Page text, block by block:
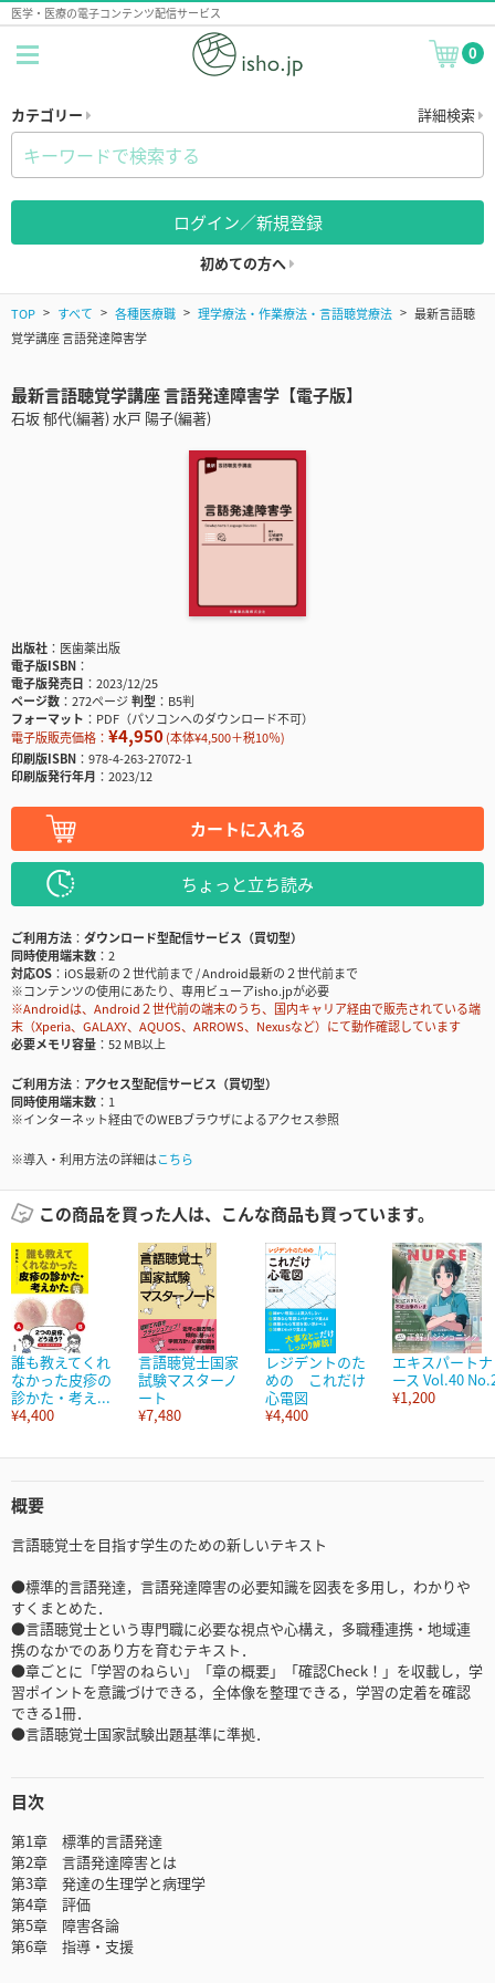
医学・医療の電子コンテンツ配信サービス
0
カテゴリー 詳細検索
ログイン／新規登録
初めての方へ
TOP すべて 各種医療職 理学療法・作業療法・言語聴覚療法
最新言語聴
覚学講座 言語発達障害学
最新言語聴覚学講座 言語発達障害学【電子版】
石坂 郁代(編著) 水戸 陽子(編著)
出版社
医歯薬出版
電子版ISBN
電子版発売日
2023/12/25
ページ数
272ページ判型
B5判
フォーマット
PDF（パソコンへのダウンロード不可）
電子版販売価格： ¥4,950(本体¥4,500＋税10％)
印刷版ISBN
978-4-263-27072-1
印刷版発行年月
2023/12
カートに入れる
ちょっと立ち読み
ご利用方法
ダウンロード型配信サービス（買切型）
同時使用端末数
2
対応OS
iOS最新の２世代前まで / Android最新の２世代前まで
※コンテンツの使用にあたり、専用ビューアisho.jpが必要
※Androidは、Android２世代前の端末のうち、国内キャリア経由で販売されている端
末（Xperia、GALAXY、AQUOS、ARROWS、Nexusなど）にて動作確認しています
必要メモリ容量
52 MB以上
ご利用方法
アクセス型配信サービス（買切型）
同時使用端末数
1
※インターネット経由でのWEBブラウザによるアクセス参照
※導入・利用方法の詳細はこちら
この商品を買った人は、こんな商品も買っています。
誰も教えてくれ
なかった皮疹の
診かた・考え...
¥4,400
言語聴覚士国家
試験マスターノ
ート
¥7,480
レジデントのた
めの これだけ
心電図
¥4,400
エキスパートナ
ース Vol.40
¥1,200
概要
言語聴覚士を目指す学生のための新しいテキスト
●標準的言語発達，言語発達障害の必要知識を図表を多用し，わかりや
すくまとめた．
●言語聴覚士という専門職に必要な視点や心構え，多職種連携・地域連
携のなかでのあり方を育むテキスト．
●章ごとに「学習のねらい」「章の概要」「確認Check！」を収載し，学
習ポイントを意識づけできる，全体像を整理できる，学習の定着を確認
できる1冊．
●言語聴覚士国家試験出題基準に準拠．
目次
第1章 標準的言語発達
第2章 言語発達障害とは
第3章 発達の生理学と病理学
第4章 評価
第5章 障害各論
第6章 指導・支援